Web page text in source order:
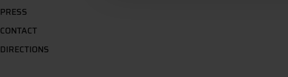
PRESS
CONTACT
DIRECTIONS